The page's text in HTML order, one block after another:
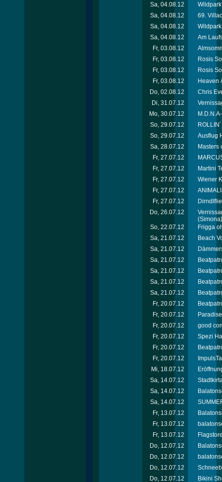
Sa, 04.08.12
Sa, 04.08.12
69.
Sa, 04.08.12
Sa, 04.08.12
Am
Fr, 03.08.12
Fr, 03.08.12
Rosis
Fr, 03.08.12
Rosis
Fr, 03.08.12
Heaven
Do, 02.08.12
Chris
Di, 31.07.12
Mo, 30.07.12
So, 29.07.12
So, 29.07.12
Ausflug
Sa, 28.07.12
Masters
Fr, 27.07.12
Fr, 27.07.12
Martini
Fr, 27.07.12
Wiener
Fr, 27.07.12
Fr, 27.07.12
Do, 26.07.12
(Simona)
So, 22.07.12
Frigga
Sa, 21.07.12
Beach
Sa, 21.07.12
Sa, 21.07.12
Sa, 21.07.12
Sa, 21.07.12
Sa, 21.07.12
Fr, 20.07.12
Fr, 20.07.12
Fr, 20.07.12
good
Fr, 20.07.12
Spezi
Fr, 20.07.12
Fr, 20.07.12
Mi, 18.07.12
Sa, 14.07.12
Sa, 14.07.12
Sa, 14.07.12
Fr, 13.07.12
Fr, 13.07.12
Fr, 13.07.12
Do, 12.07.12
Do, 12.07.12
Do, 12.07.12
Do, 12.07.12
Bikini